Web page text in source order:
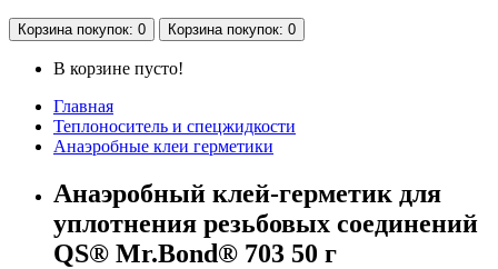
Корзинапокупок: 0 Корзинапокупок: 0
В корзине пусто!
Главная
Теплоноситель и спецжидкости
Анаэробные клеи герметики
Анаэробный клей-герметик для
уплотнения резьбовых соединений
QS® Mr.Bond® 703 50 г